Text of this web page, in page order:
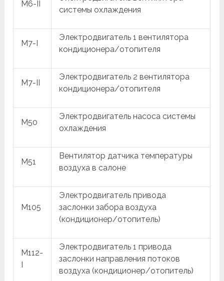
M6-II
системы охлаждения
M7-I
Электродвигатель 1 вентилятора
кондиционера/отопителя
M7-II
Электродвигатель 2 вентилятора
кондиционера/отопителя
M50
Электродвигатель насоса системы
охлаждения
M51
Вентилятор датчика температуры
воздуха в салоне
M105
Электродвигатель привода
заслонки забора воздуха
(кондиционер/отопитель)
M112-
I
Электродвигатель 1 привода
заслонки направления потоков
воздуха (кондиционер/отопитель)